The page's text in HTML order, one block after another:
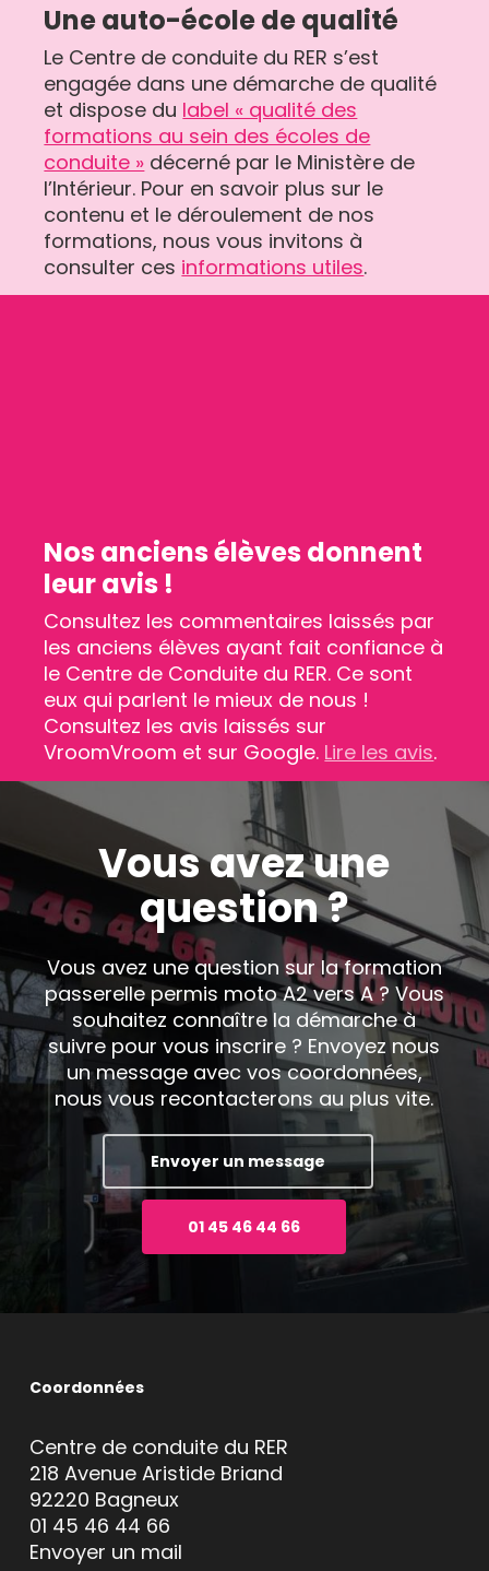
Une auto-école de qualité
Le Centre de conduite du RER s’est
engagée dans une démarche de qualité
et dispose du label « qualité des
formations au sein des écoles de
conduite » décerné par le Ministère de
l’Intérieur. Pour en savoir plus sur le
contenu et le déroulement de nos
formations, nous vous invitons à
consulter ces informations utiles.
Nos anciens élèves donnent
leur avis !
Consultez les commentaires laissés par
les anciens élèves ayant fait confiance à
le Centre de Conduite du RER. Ce sont
eux qui parlent le mieux de nous !
Consultez les avis laissés sur
VroomVroom et sur Google. Lire les avis.
Vous avez une
question ?
Vous avez une question sur la formation
passerelle permis moto A2 vers A ? Vous
souhaitez connaître la démarche à
suivre pour vous inscrire ? Envoyez nous
un message avec vos coordonnées,
nous vous recontacterons au plus vite.
Envoyer un message
01 45 46 44 66
Coordonnées
Centre de conduite du RER
218 Avenue Aristide Briand
92220 Bagneux
01 45 46 44 66
Envoyer un mail